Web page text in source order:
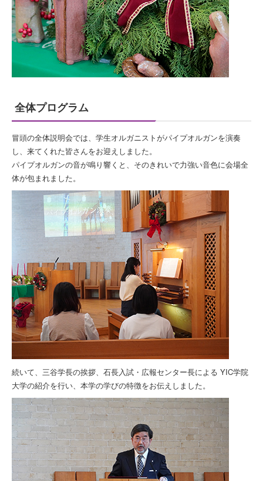
全体プログラム
冒頭の全体説明会では、学生オルガニストがパイプオルガンを演奏
し、来てくれた皆さんをお迎えしました。
パイプオルガンの音が鳴り響くと、そのきれいで力強い音色に会場全
体が包まれました。
続いて、三谷学長の挨拶、石長入試・広報センター長による YIC学院
大学の紹介を行い、本学の学びの特徴をお伝えしました。